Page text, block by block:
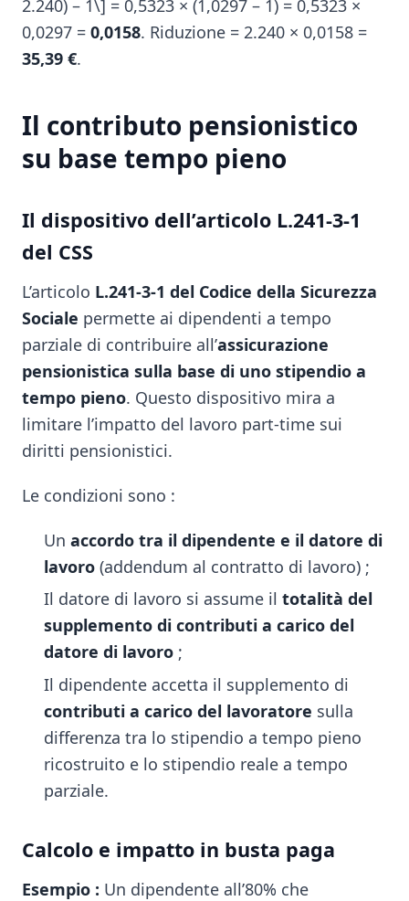
2.240) – 1\] = 0,5323 × (1,0297 – 1) = 0,5323 ×
0,0297 = 0,0158. Riduzione = 2.240 × 0,0158 =
35,39 €.
Il contributo pensionistico
su base tempo pieno
Il dispositivo dell’articolo L.241-3-1
del CSS
L’articolo L.241-3-1 del Codice della Sicurezza
Sociale permette ai dipendenti a tempo
parziale di contribuire all’assicurazione
pensionistica sulla base di uno stipendio a
tempo pieno. Questo dispositivo mira a
limitare l’impatto del lavoro part-time sui
diritti pensionistici.
Le condizioni sono :
Un accordo tra il dipendente e il datore di
lavoro (addendum al contratto di lavoro) ;
Il datore di lavoro si assume il totalità del
supplemento di contributi a carico del
datore di lavoro ;
Il dipendente accetta il supplemento di
contributi a carico del lavoratore sulla
differenza tra lo stipendio a tempo pieno
ricostruito e lo stipendio reale a tempo
parziale.
Calcolo e impatto in busta paga
Esempio : Un dipendente all’80% che